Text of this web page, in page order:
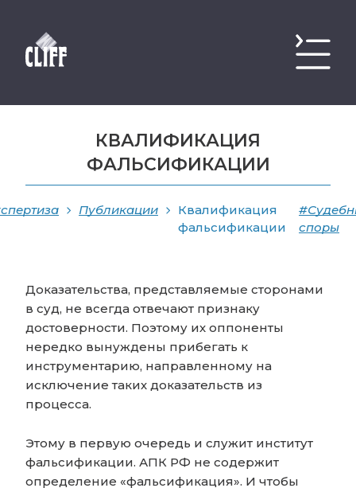
КВАЛИФИКАЦИЯ
ФАЛЬСИФИКАЦИИ
Публикации
Квалификация
фальсификации
споры
Доказательства, представляемые сторонами
в суд, не всегда отвечают признаку
достоверности. Поэтому их оппоненты
нередко вынуждены прибегать к
инструментарию, направленному на
исключение таких доказательств из
процесса.
Этому в первую очередь и служит институт
фальсификации. АПК РФ не содержит
определение «фальсификация». И чтобы